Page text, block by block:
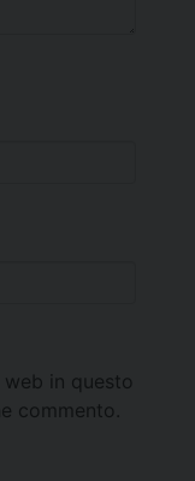
in questo
commento.